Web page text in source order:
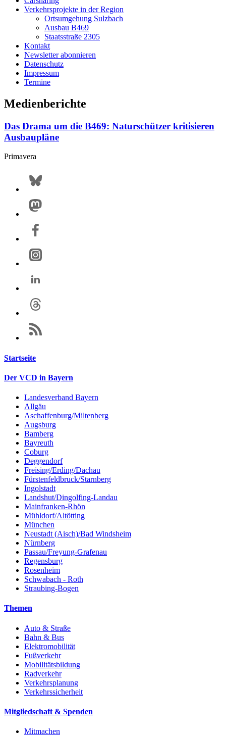
Verkehrsprojekte in der Region
Ortsumgehung Sulzbach
Ausbau B469
Staatsstraße 2305
Kontakt
Newsletter abonnieren
Datenschutz
Impressum
Termine
Medienberichte
Das Drama um die B469: Naturschützer kritisieren
Ausbaupläne
Primavera
Startseite
Der VCD in Bayern
Landesverband Bayern
Allgäu
Aschaffenburg/Miltenberg
Augsburg
Bamberg
Bayreuth
Coburg
Deggendorf
Freising/Erding/Dachau
Fürstenfeldbruck/Starnberg
Ingolstadt
Landshut/Dingolfing-Landau
Mainfranken-Rhön
Mühldorf/Altötting
München
Neustadt (Aisch)/Bad Windsheim
Nürnberg
Passau/Freyung-Grafenau
Regensburg
Rosenheim
Schwabach - Roth
Straubing-Bogen
Themen
Auto & Straße
Bahn & Bus
Elektromobilität
Fußverkehr
Mobilitätsbildung
Radverkehr
Verkehrsplanung
Verkehrssicherheit
Mitgliedschaft & Spenden
Mitmachen